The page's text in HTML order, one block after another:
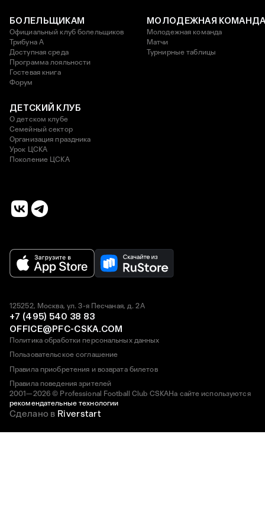
БОЛЕЛЬЩИКАМ
Официальный клуб болельщиков
Трибуна А
Доступная среда
Программа лояльности
Гостевая книга
Форум
МОЛОДЕЖНАЯ
Молодежная команда
Матчи
Турнирные таблицы
ДЕТСКИЙ КЛУБ
О детском клубе
Семейный сектор
Организация праздника
Урок ЦСКА
Поколение ЦСКА
2001—2026 © Professional Football Club CSKAНа сайте используются
рекомендательные технологии
125252, Москва, ул. 3-я Песчаная, д. 2А
+7 (495) 540 38 83
OFFICE@PFC-CSKA.COM
Политика обработки персональных данных
Пользовательское соглашение
Правила приобретения и возврата билетов
Правила поведения зрителей
Сделано в Riverstart